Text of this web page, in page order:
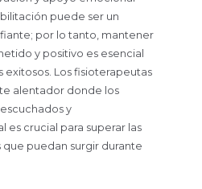
puede ser un
por lo tanto, mantener
y positivo es esencial
exitosos. Los fisioterapeutas
alentador donde los
y
es crucial para superar las
que puedan surgir durante